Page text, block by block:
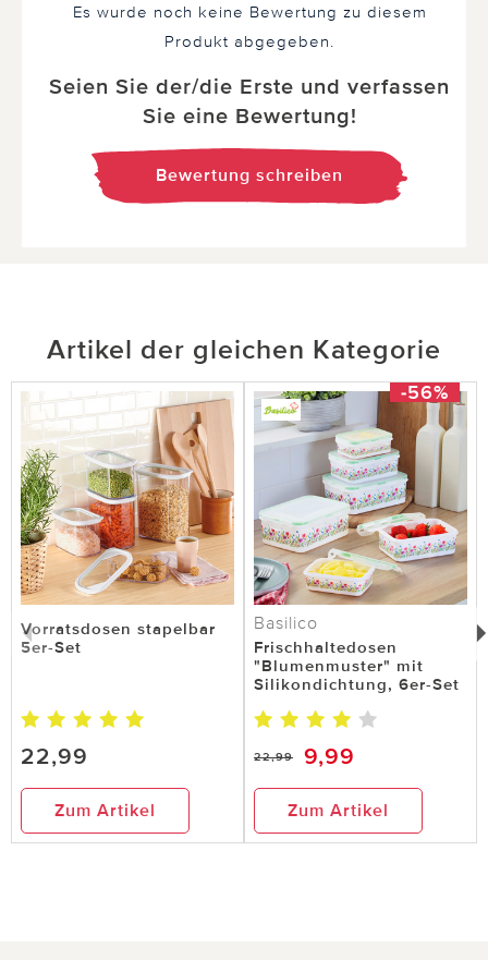
Es wurde noch keine Bewertung zu diesem
Produkt abgegeben.
Seien Sie der/die Erste und verfassen
Sie eine Bewertung!
Bewertung schreiben
Artikel der gleichen Kategorie
Vorratsdosen stapelbar
5er-Set
22,99
Zum Artikel
-56%
Basilico
Frischhaltedosen
"Blumenmuster" mit
Silikondichtung, 6er-Set
22,99 9,99
Zum Artikel